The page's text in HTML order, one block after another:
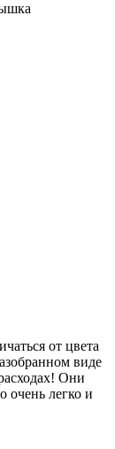
от цвета
виде
Они
очень легко и